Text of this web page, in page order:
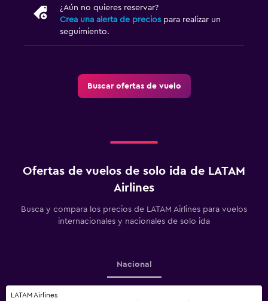
¿Aún no quieres reservar?
Crea una alerta de precios para realizar un
seguimiento.
Buscar ofertas de vuelo
Ofertas de vuelos de solo ida de LATAM
Airlines
Busca y compara los precios de LATAM Airlines para vuelos
internacionales y nacionales de solo ida
Nacional
LATAM Airlines